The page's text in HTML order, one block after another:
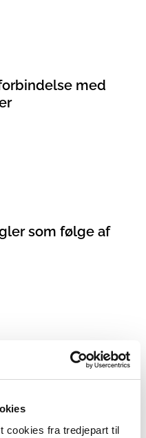
cookies fra tredjepart til
med
som følge af